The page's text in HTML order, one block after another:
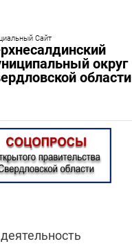
Сайт
округ
области